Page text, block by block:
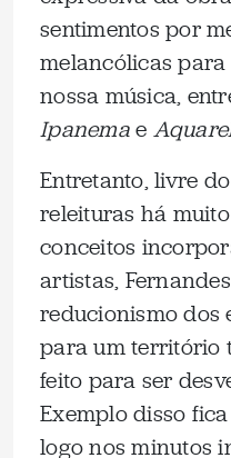
sentimentos por
melancólicas
nossa música,
Ipanemae
Entretanto, livre
releituras há
conceitos
artistas,
reducionismo dos
para um território
feito para ser
Exemplo disso
logo nos minutos